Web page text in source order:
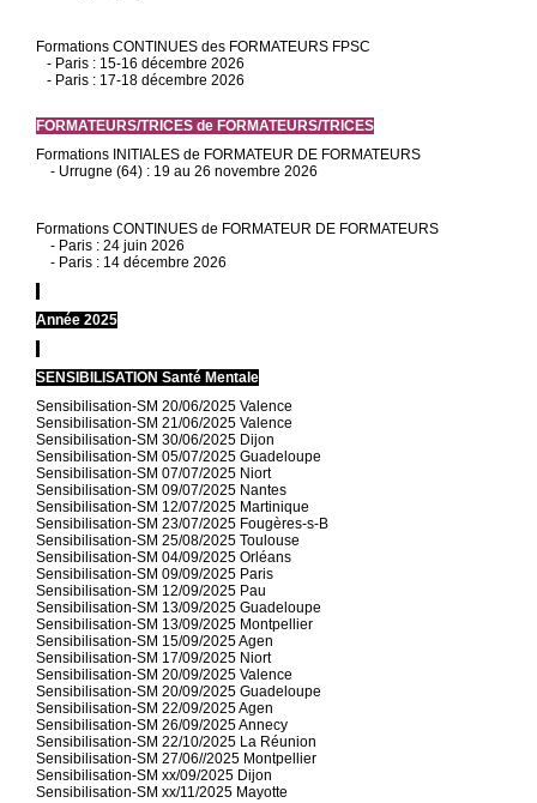
Formations CONTINUES des FORMATEURS FPSC
- Paris : 15-16 décembre 2026
- Paris : 17-18 décembre 2026
FORMATEURS/TRICES de FORMATEURS/TRICES
Formations INITIALES de FORMATEUR DE FORMATEURS
- Urrugne (64) : 19 au 26 novembre 2026
Formations CONTINUES de FORMATEUR DE FORMATEURS
- Paris : 24 juin 2026
- Paris : 14 décembre 2026
Année 2025
SENSIBILISATION Santé Mentale
Sensibilisation-SM 20/06/2025 Valence
Sensibilisation-SM 21/06/2025 Valence
Sensibilisation-SM 30/06/2025 Dijon
Sensibilisation-SM 05/07/2025 Guadeloupe
Sensibilisation-SM 07/07/2025 Niort
Sensibilisation-SM 09/07/2025 Nantes
Sensibilisation-SM 12/07/2025 Martinique
Sensibilisation-SM 23/07/2025 Fougères-s-B
Sensibilisation-SM 25/08/2025 Toulouse
Sensibilisation-SM 04/09/2025 Orléans
Sensibilisation-SM 09/09/2025 Paris
Sensibilisation-SM 12/09/2025 Pau
Sensibilisation-SM 13/09/2025 Guadeloupe
Sensibilisation-SM 13/09/2025 Montpellier
Sensibilisation-SM 15/09/2025 Agen
Sensibilisation-SM 17/09/2025 Niort
Sensibilisation-SM 20/09/2025 Valence
Sensibilisation-SM 20/09/2025 Guadeloupe
Sensibilisation-SM 22/09/2025 Agen
Sensibilisation-SM 26/09/2025 Annecy
Sensibilisation-SM 22/10/2025 La Réunion
Sensibilisation-SM 27/06//2025 Montpellier
Sensibilisation-SM xx/09/2025 Dijon
Sensibilisation-SM xx/11/2025 Mayotte